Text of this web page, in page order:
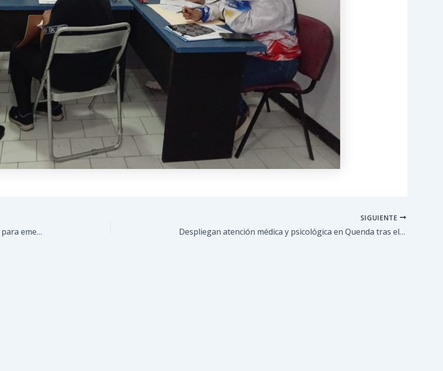
Implementan «Semáforo de Atención Psicológica» para emergencias en Guaicaipuro
SIGUIENTE
Despliegan atención médica y psicológica en Quenda tras el reciente terremoto